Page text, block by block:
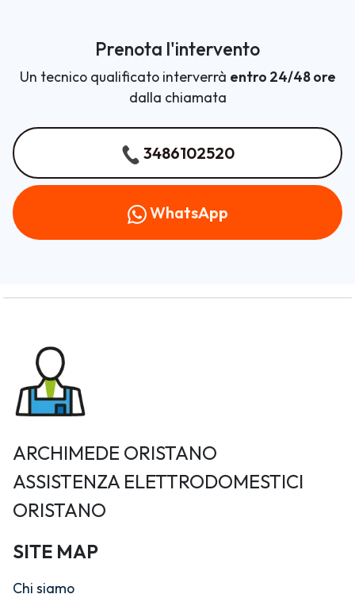
Prenota l'intervento
Un tecnico qualificato interverrà entro 24/48 ore
dalla chiamata
3486102520
WhatsApp
ARCHIMEDE ORISTANO
ASSISTENZA ELETTRODOMESTICI
ORISTANO
SITE MAP
Chi siamo